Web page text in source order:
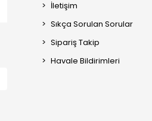
İletişim
Sıkça Sorulan Sorular
Sipariş Takip
Havale Bildirimleri